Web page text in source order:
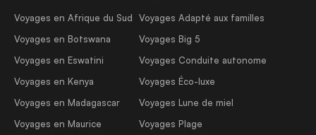
Voyages en Afrique du Sud
Voyages en Botswana
Voyages en Eswatini
Voyages en Kenya
Voyages en Madagascar
Voyages en Maurice
Voyages Adapté aux familles
Voyages Big 5
Voyages Conduite autonome
Voyages Éco-luxe
Voyages Lune de miel
Voyages Plage